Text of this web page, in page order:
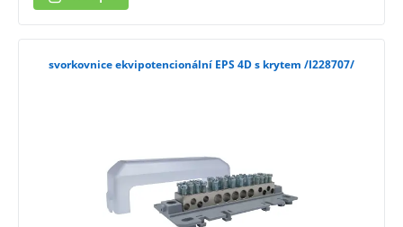
svorkovnice ekvipotencionální EPS 4D s krytem /I228707/